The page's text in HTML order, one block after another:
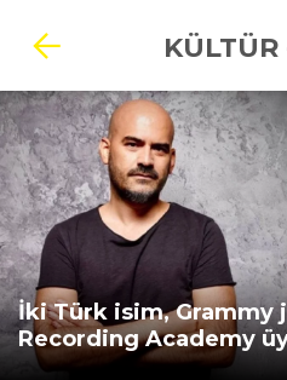
İki Türk isim, Grammy
Recording Academy